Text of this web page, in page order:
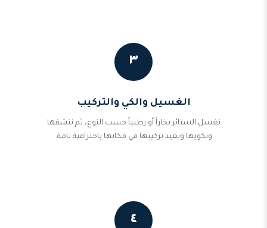
٣
الغسيل والكي والتركيب
نغسل الستائر بخاراً أو رطبياً حسب النوع، ثم ننشفها
ونكويها ونعيد تركيبها في مكانها باحترافية تامة.
٤